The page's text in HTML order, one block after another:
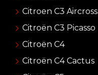
Citroen C3 Aircross
Citroën C3 Picasso
Citroën C4
Citroën C4 Cactus